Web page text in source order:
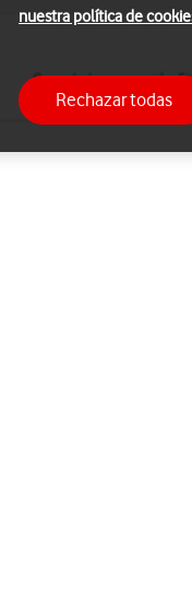
Cuando la marcación
de
nuestra política de
Rechazar todas